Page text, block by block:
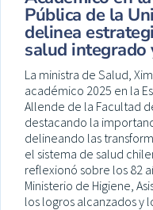
Pública de la
delinea
salud
La ministra de Salud,
académico 2025 en la
Allende de la Facultad
destacando la
delineando las
el sistema de salud
reflexionó sobre los 82
Ministerio de Higiene,
los logros alcanzados y